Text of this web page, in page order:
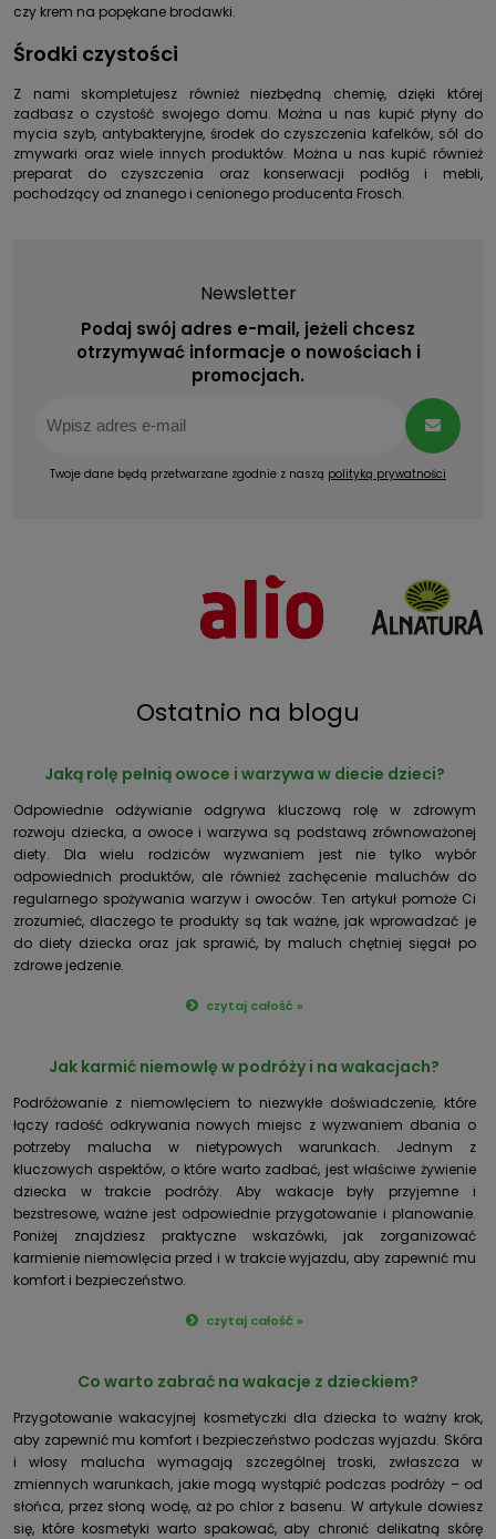
czy krem na popękane brodawki.
Środki czystości
Z nami skompletujesz również niezbędną chemię, dzięki której
zadbasz o czystość swojego domu. Można u nas kupić płyny do
mycia szyb, antybakteryjne, środek do czyszczenia kafelków, sól do
zmywarki oraz wiele innych produktów. Można u nas kupić również
preparat do czyszczenia oraz konserwacji podłóg i mebli,
pochodzący od znanego i cenionego producenta Frosch.
Newsletter
Podaj swój adres e-mail, jeżeli chcesz
otrzymywać informacje o nowościach i
promocjach.
Twoje dane będą przetwarzane zgodnie z naszą polityką prywatności
Ostatnio na blogu
Jaką rolę pełnią owoce i warzywa w diecie dzieci?
Odpowiednie odżywianie odgrywa kluczową rolę w zdrowym
rozwoju dziecka, a owoce i warzywa są podstawą zrównoważonej
diety. Dla wielu rodziców wyzwaniem jest nie tylko wybór
odpowiednich produktów, ale również zachęcenie maluchów do
regularnego spożywania warzyw i owoców. Ten artykuł pomoże Ci
zrozumieć, dlaczego te produkty są tak ważne, jak wprowadzać je
do diety dziecka oraz jak sprawić, by maluch chętniej sięgał po
zdrowe jedzenie.
czytaj całość »
Jak karmić niemowlę w podróży i na wakacjach?
Podróżowanie z niemowlęciem to niezwykłe doświadczenie, które
łączy radość odkrywania nowych miejsc z wyzwaniem dbania o
potrzeby malucha w nietypowych warunkach. Jednym z
kluczowych aspektów, o które warto zadbać, jest właściwe żywienie
dziecka w trakcie podróży. Aby wakacje były przyjemne i
bezstresowe, ważne jest odpowiednie przygotowanie i planowanie.
Poniżej znajdziesz praktyczne wskazówki, jak zorganizować
karmienie niemowlęcia przed i w trakcie wyjazdu, aby zapewnić mu
komfort i bezpieczeństwo.
czytaj całość »
Co warto zabrać na wakacje z dzieckiem?
Przygotowanie wakacyjnej kosmetyczki dla dziecka to ważny krok,
aby zapewnić mu komfort i bezpieczeństwo podczas wyjazdu. Skóra
i włosy malucha wymagają szczególnej troski, zwłaszcza w
zmiennych warunkach, jakie mogą wystąpić podczas podróży – od
słońca, przez słoną wodę, aż po chlor z basenu. W artykule dowiesz
się, które kosmetyki warto spakować, aby chronić delikatną skórę